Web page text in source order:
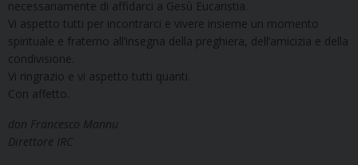
necessariamente di affidarci a Gesù Eucaristia.
Vi aspetto tutti per incontrarci e vivere insieme un momento
spirituale e fraterno all’insegna della preghiera, dell’amicizia e della
condivisione.
Vi ringrazio e vi aspetto tutti quanti.
Con affetto.
don Francesco Mannu
Direttore IRC